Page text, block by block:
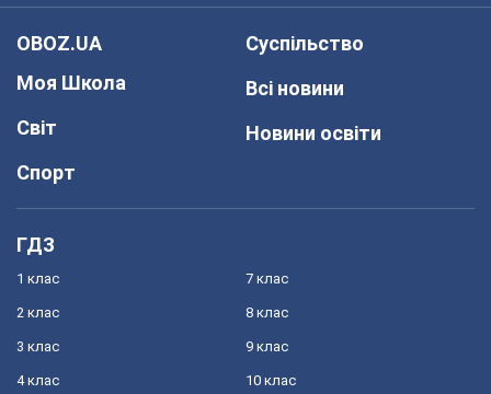
OBOZ.UA
Моя Школа
Світ
Спорт
Суспільство
Всі новини
Новини освіти
ГДЗ
1 клас
2 клас
3 клас
4 клас
7 клас
8 клас
9 клас
10 клас